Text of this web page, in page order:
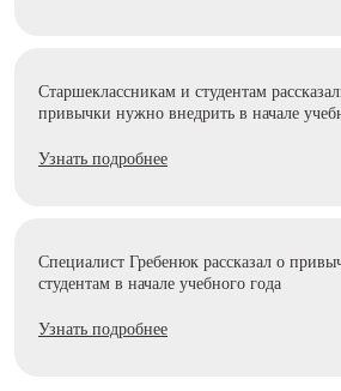
Старшеклассникам и студентам
привычки нужно внедрить в начале
Узнать подробнее
Специалист Гребенюк рассказал о
студентам в начале учебного года
Узнать подробнее